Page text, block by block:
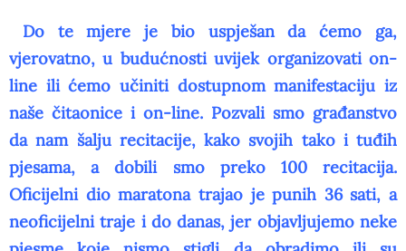
Do te mjere je bio uspješan da ćemo ga,
vjerovatno, u budućnosti uvijek organizovati on-
line ili ćemo učiniti dostupnom manifestaciju iz
naše čitaonice i on-line. Pozvali smo građanstvo
da nam šalju recitacije, kako svojih tako i tuđih
pjesama, a dobili smo preko 100 recitacija.
Oficijelni dio maratona trajao je punih 36 sati, a
neoficijelni traje i do danas, jer objavljujemo neke